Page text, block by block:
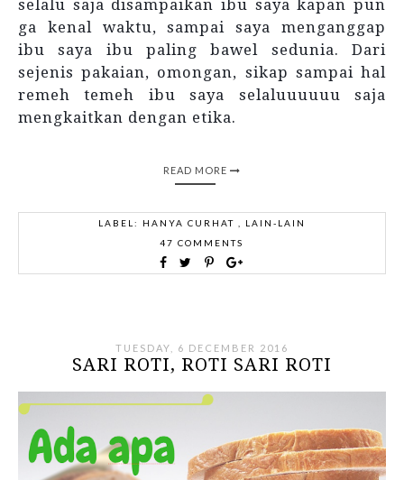
selalu saja disampaikan ibu saya kapan pun
ga kenal waktu, sampai saya menganggap
ibu saya ibu paling bawel sedunia. Dari
sejenis pakaian, omongan, sikap sampai hal
remeh temeh ibu saya selaluuuuuu saja
mengkaitkan dengan etika.
READ MORE
LABEL: HANYA CURHAT
LAIN-LAIN
47 COMMENTS
TUESDAY, 6 DECEMBER 2016
SARI ROTI, ROTI SARI ROTI